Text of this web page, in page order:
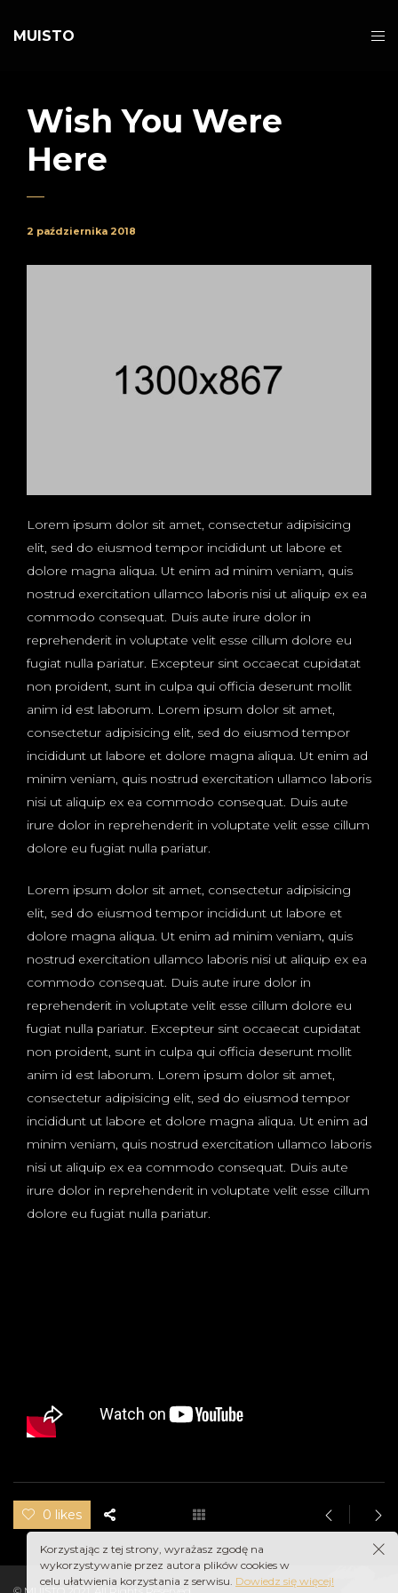
MUISTO
Wish You Were
Here
2 października 2018
Lorem ipsum dolor sit amet, consectetur adipisicing
elit, sed do eiusmod tempor incididunt ut labore et
dolore magna aliqua. Ut enim ad minim veniam, quis
nostrud exercitation ullamco laboris nisi ut aliquip ex ea
commodo consequat. Duis aute irure dolor in
reprehenderit in voluptate velit esse cillum dolore eu
fugiat nulla pariatur. Excepteur sint occaecat cupidatat
non proident, sunt in culpa qui officia deserunt mollit
anim id est laborum. Lorem ipsum dolor sit amet,
consectetur adipisicing elit, sed do eiusmod tempor
incididunt ut labore et dolore magna aliqua. Ut enim ad
minim veniam, quis nostrud exercitation ullamco laboris
nisi ut aliquip ex ea commodo consequat. Duis aute
irure dolor in reprehenderit in voluptate velit esse cillum
dolore eu fugiat nulla pariatur.
Lorem ipsum dolor sit amet, consectetur adipisicing
elit, sed do eiusmod tempor incididunt ut labore et
dolore magna aliqua. Ut enim ad minim veniam, quis
nostrud exercitation ullamco laboris nisi ut aliquip ex ea
commodo consequat. Duis aute irure dolor in
reprehenderit in voluptate velit esse cillum dolore eu
fugiat nulla pariatur. Excepteur sint occaecat cupidatat
non proident, sunt in culpa qui officia deserunt mollit
anim id est laborum. Lorem ipsum dolor sit amet,
consectetur adipisicing elit, sed do eiusmod tempor
incididunt ut labore et dolore magna aliqua. Ut enim ad
minim veniam, quis nostrud exercitation ullamco laboris
nisi ut aliquip ex ea commodo consequat. Duis aute
irure dolor in reprehenderit in voluptate velit esse cillum
dolore eu fugiat nulla pariatur.
0 likes
Korzystając z tej strony, wyrażasz zgodę na
wykorzystywanie przez autora plików cookies w
celu ułatwienia korzystania z serwisu. Dowiedz się więcej!